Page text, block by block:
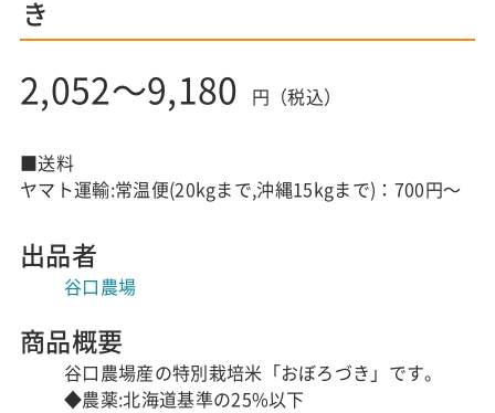
き
2,052～9,180 円（税込）
■送料
ヤマト運輸:常温便(20kgまで,沖縄15kgまで)：700円～
出品者
谷口農場
商品概要
谷口農場産の特別栽培米「おぼろづき」です。
◆農薬:北海道基準の25%以下